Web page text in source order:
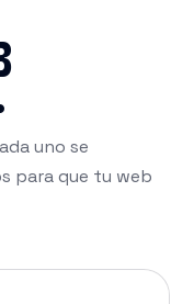
uno se
para que tu web